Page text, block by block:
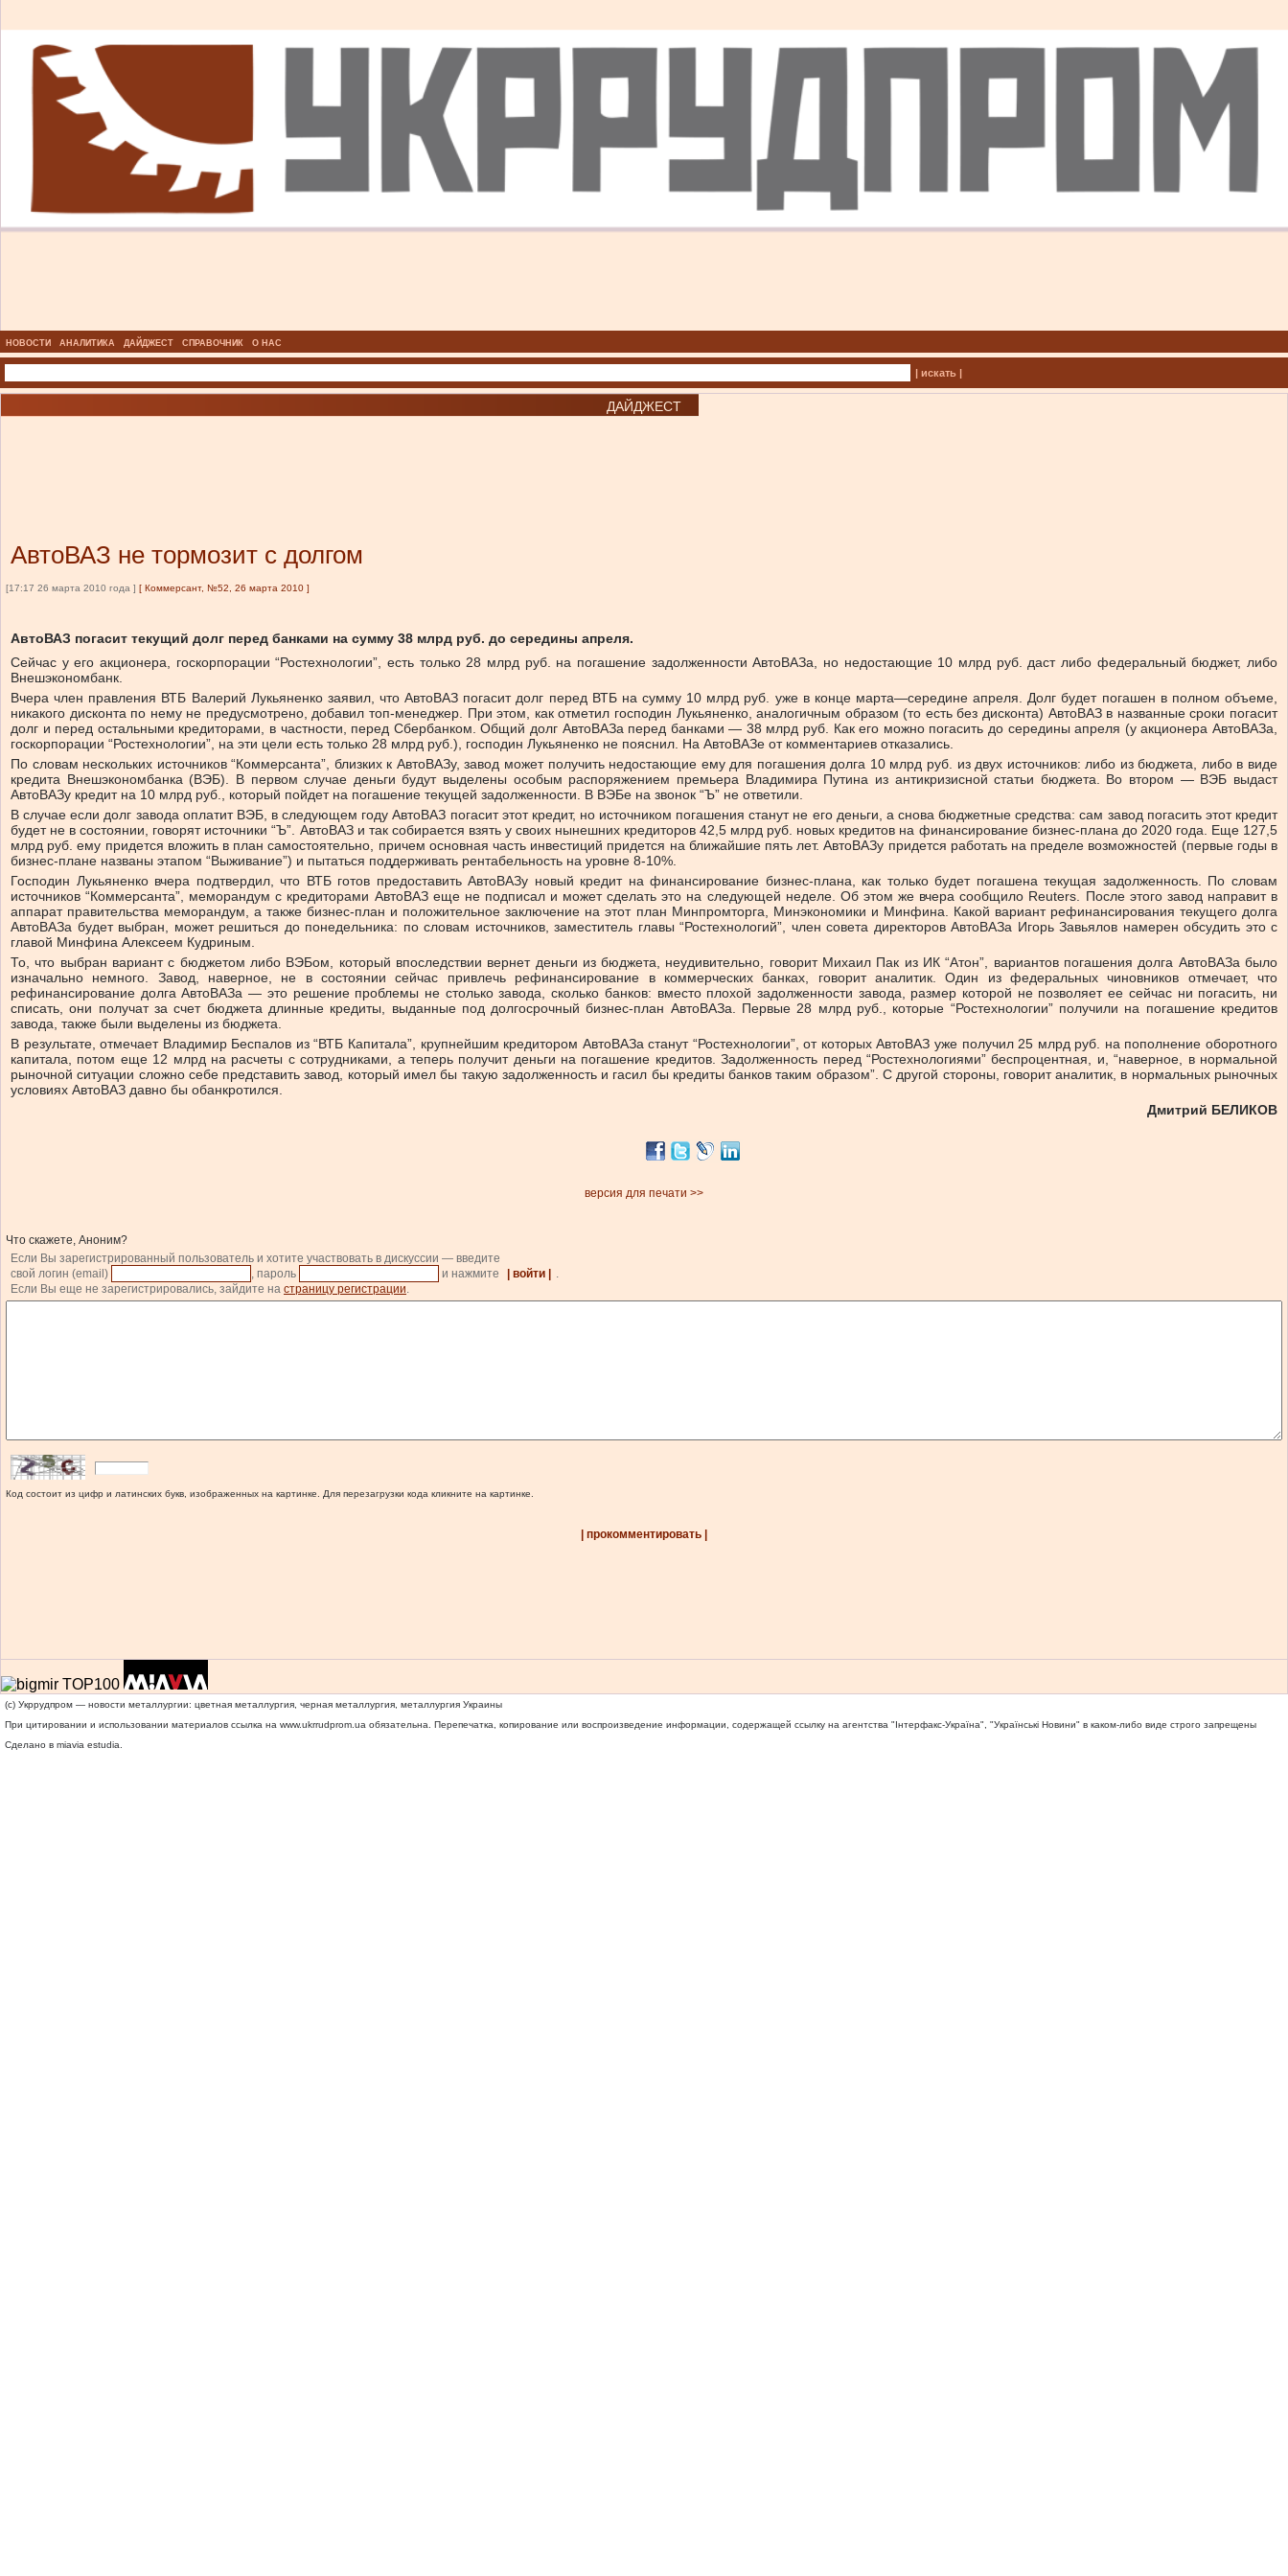
НОВОСТИ АНАЛИТИКА ДАЙДЖЕСТ СПРАВОЧНИК О НАС
| искать |
ДАЙДЖЕСТ
АвтоВАЗ не тормозит с долгом
[17:17 26 марта 2010 года ] [ Коммерсант, №52, 26 марта 2010 ]
АвтоВАЗ погасит текущий долг перед банками на сумму 38 млрд руб. до середины апреля.
Сейчас у его акционера, госкорпорации “Ростехнологии”, есть только 28 млрд руб. на погашение задолженности АвтоВАЗа, но недостающие 10 млрд руб. даст либо федеральный бюджет, либо
Внешэкономбанк.
Вчера член правления ВТБ Валерий Лукьяненко заявил, что АвтоВАЗ погасит долг перед ВТБ на сумму 10 млрд руб. уже в конце марта—середине апреля. Долг будет погашен в полном объеме,
никакого дисконта по нему не предусмотрено, добавил топ-менеджер. При этом, как отметил господин Лукьяненко, аналогичным образом (то есть без дисконта) АвтоВАЗ в названные сроки погасит
долг и перед остальными кредиторами, в частности, перед Сбербанком. Общий долг АвтоВАЗа перед банками — 38 млрд руб. Как его можно погасить до середины апреля (у акционера АвтоВАЗа,
госкорпорации “Ростехнологии”, на эти цели есть только 28 млрд руб.), господин Лукьяненко не пояснил. На АвтоВАЗе от комментариев отказались.
По словам нескольких источников “Коммерсанта”, близких к АвтоВАЗу, завод может получить недостающие ему для погашения долга 10 млрд руб. из двух источников: либо из бюджета, либо в виде
кредита Внешэкономбанка (ВЭБ). В первом случае деньги будут выделены особым распоряжением премьера Владимира Путина из антикризисной статьи бюджета. Во втором — ВЭБ выдаст
АвтоВАЗу кредит на 10 млрд руб., который пойдет на погашение текущей задолженности. В ВЭБе на звонок “Ъ” не ответили.
В случае если долг завода оплатит ВЭБ, в следующем году АвтоВАЗ погасит этот кредит, но источником погашения станут не его деньги, а снова бюджетные средства: сам завод погасить этот кредит
будет не в состоянии, говорят источники “Ъ”. АвтоВАЗ и так собирается взять у своих нынешних кредиторов 42,5 млрд руб. новых кредитов на финансирование бизнес-плана до 2020 года. Еще 127,5
млрд руб. ему придется вложить в план самостоятельно, причем основная часть инвестиций придется на ближайшие пять лет. АвтоВАЗу придется работать на пределе возможностей (первые годы в
бизнес-плане названы этапом “Выживание”) и пытаться поддерживать рентабельность на уровне 8-10%.
Господин Лукьяненко вчера подтвердил, что ВТБ готов предоставить АвтоВАЗу новый кредит на финансирование бизнес-плана, как только будет погашена текущая задолженность. По словам
источников “Коммерсанта”, меморандум с кредиторами АвтоВАЗ еще не подписал и может сделать это на следующей неделе. Об этом же вчера сообщило Reuters. После этого завод направит в
аппарат правительства меморандум, а также бизнес-план и положительное заключение на этот план Минпромторга, Минэкономики и Минфина. Какой вариант рефинансирования текущего долга
АвтоВАЗа будет выбран, может решиться до понедельника: по словам источников, заместитель главы “Ростехнологий”, член совета директоров АвтоВАЗа Игорь Завьялов намерен обсудить это с
главой Минфина Алексеем Кудриным.
То, что выбран вариант с бюджетом либо ВЭБом, который впоследствии вернет деньги из бюджета, неудивительно, говорит Михаил Пак из ИК “Атон”, вариантов погашения долга АвтоВАЗа было
изначально немного. Завод, наверное, не в состоянии сейчас привлечь рефинансирование в коммерческих банках, говорит аналитик. Один из федеральных чиновников отмечает, что
рефинансирование долга АвтоВАЗа — это решение проблемы не столько завода, сколько банков: вместо плохой задолженности завода, размер которой не позволяет ее сейчас ни погасить, ни
списать, они получат за счет бюджета длинные кредиты, выданные под долгосрочный бизнес-план АвтоВАЗа. Первые 28 млрд руб., которые “Ростехнологии” получили на погашение кредитов
завода, также были выделены из бюджета.
В результате, отмечает Владимир Беспалов из “ВТБ Капитала”, крупнейшим кредитором АвтоВАЗа станут “Ростехнологии”, от которых АвтоВАЗ уже получил 25 млрд руб. на пополнение оборотного
капитала, потом еще 12 млрд на расчеты с сотрудниками, а теперь получит деньги на погашение кредитов. Задолженность перед “Ростехнологиями” беспроцентная, и, “наверное, в нормальной
рыночной ситуации сложно себе представить завод, который имел бы такую задолженность и гасил бы кредиты банков таким образом”. С другой стороны, говорит аналитик, в нормальных рыночных
условиях АвтоВАЗ давно бы обанкротился.
Дмитрий БЕЛИКОВ
версия для печати >>
Что скажете, Аноним?
Если Вы зарегистрированный пользователь и хотите участвовать в дискуссии — введите
свой логин (email)
, пароль и нажмите | войти |
.
Если Вы еще не зарегистрировались, зайдите на страницу регистрации.
Код состоит из цифр и латинских букв, изображенных на картинке. Для перезагрузки кода кликните на картинке.
| прокомментировать |
(c) Укррудпром — новости металлургии: цветная металлургия, черная металлургия, металлургия Украины
При цитировании и использовании материалов ссылка на www.ukrrudprom.ua обязательна. Перепечатка, копирование или воспроизведение информации, содержащей ссылку на агентства "Iнтерфакс-Україна", "Українськi Новини" в каком-либо виде строго запрещены
Сделано в miavia estudia.